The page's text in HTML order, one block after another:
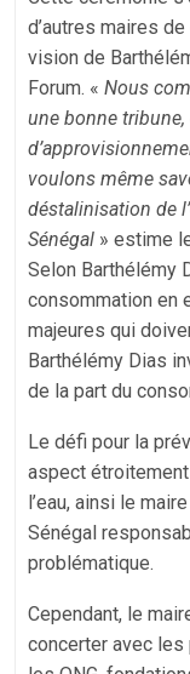
d’autres maires
vision de
Forum. « Nous
une bonne
voulons même
déstalinisation de
Sénégal » estime
Selon Barthélémy
consommation en
majeures qui
Barthélémy Dias
de la part du
Le défi pour la
aspect
l’eau, ainsi le
Sénégal
problématique.
Cependant, le
concerter avec